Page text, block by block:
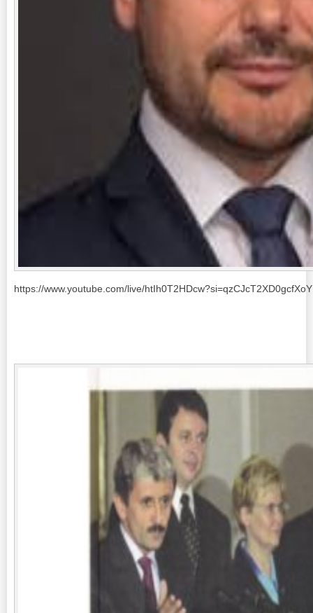
https://www.youtube.com/live/htIh0T2HDcw?si=qzCJcT2XD0gcfXoY